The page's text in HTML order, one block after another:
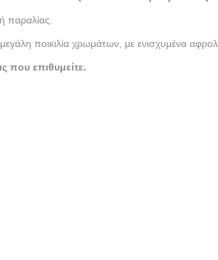
παραλίας.
ποικιλία χρωμάτων, με ενισχυμένα
που επιθυμείτε.